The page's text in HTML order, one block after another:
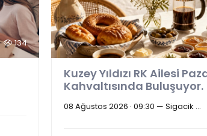
134
Kuzey Yıldızı RK Ailesi
Kahvaltısında Buluşuyor.
08 Ağustos 2026 · 09:30 — Sigacik ...